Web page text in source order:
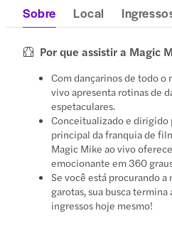
Sobre Local
Por que assistir a Magic
Com dançarinos de todo o
vivo apresenta rotinas de
espetaculares.
Conceitualizado e dirigido
principal da franquia de
Magic Mike ao vivo
emocionante em 360
Se você está procurando
garotas, sua busca termina
ingressos hoje mesmo!